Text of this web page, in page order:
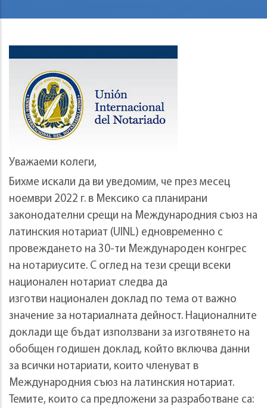
Уважаеми колеги,
Бихме искали да ви уведомим, че през месец
ноември 2022 г. в Мексико са планирани
законодателни срещи на Международния съюз на
латинския нотариат (UINL) едновременно с
провеждането на 30-ти Международен конгрес
на нотариусите. С оглед на тези срещи всеки
национален нотариат следва да
изготви национален доклад по тема от важно
значение за нотариалната дейност. Националните
доклади ще бъдат използвани за изготвянето на
обобщен годишен доклад, който включва данни
за всички нотариати, които членуват в
Международния съюз на латинския нотариат.
Темите, които са предложени за разработване са: